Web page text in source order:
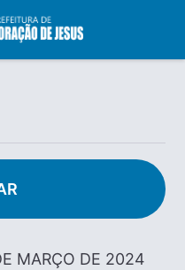
MARÇO DE 2024